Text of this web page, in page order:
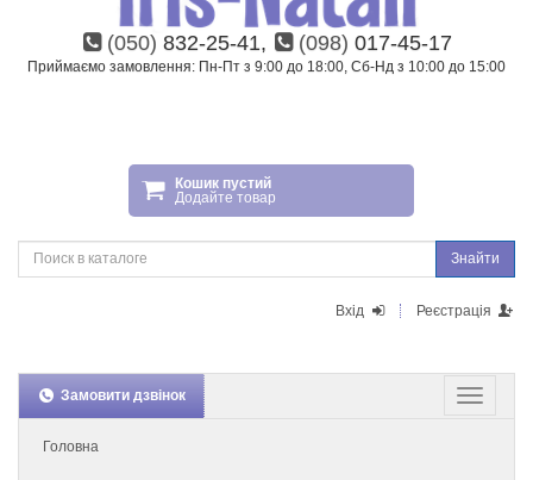
(050) 832-25-41, (098) 017-45-17
Приймаємо замовлення: Пн-Пт з 9:00 до 18:00, Сб-Нд з 10:00 до 15:00
Кошик пустий
Додайте товар
Знайти
Вхід Реєстрація
Замовити дзвінок
Головна